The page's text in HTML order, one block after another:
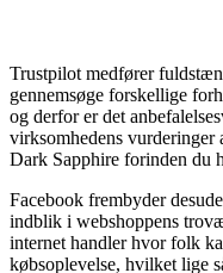
Trustpilot medfører
gennemsøge forskellige
og derfor er det
virksomhedens vurderinger
Dark Sapphire forinden du
Facebook frembyder
indblik i webshoppens
internet handler hvor folk
købsoplevelse, hvilket lige